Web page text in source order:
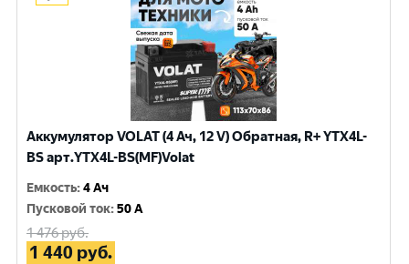
Аккумулятор VOLAT (4 Ач, 12 V) Обратная, R+ YTX4L-
BS арт.YTX4L-BS(MF)Volat
Емкость:4 Ач
Пусковой ток:50 A
1 476руб.
1 440 руб.